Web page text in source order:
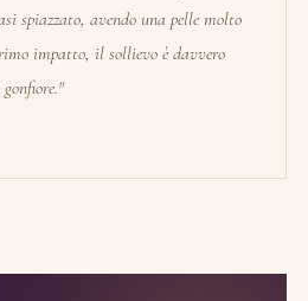
spiazzato, avendo una pelle molto
impatto, il sollievo è davvero